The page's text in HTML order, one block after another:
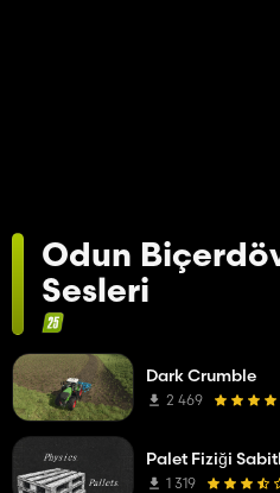
Odun
Sesleri
Dark Crumble
2 469
Palet Fiziği
1 319